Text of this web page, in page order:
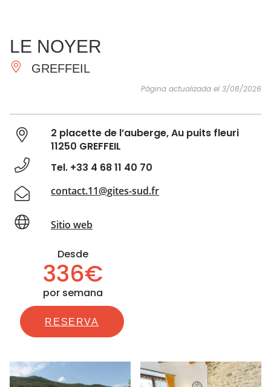
IMPRESCINDIBLES
LE NOYER
GREFFEIL
Página actualizada el 3/08/2026
2 placette de l’auberge, Au puits fleuri
11250 GREFFEIL
Tel. +33 4 68 11 40 70
contact.11@gites-sud.fr
Sitio web
Desde
336€
por semana
RESERVA